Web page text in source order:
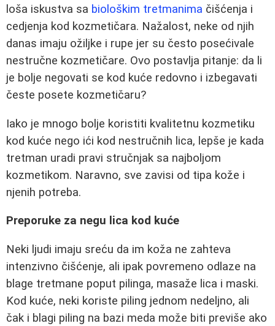
loša iskustva sa biološkim tretmanima čišćenja i
cedjenja kod kozmetičara. Nažalost, neke od njih
danas imaju ožiljke i rupe jer su često posećivale
nestručne kozmetičare. Ovo postavlja pitanje: da li
je bolje negovati se kod kuće redovno i izbegavati
česte posete kozmetičaru?
Iako je mnogo bolje koristiti kvalitetnu kozmetiku
kod kuće nego ići kod nestručnih lica, lepše je kada
tretman uradi pravi stručnjak sa najboljom
kozmetikom. Naravno, sve zavisi od tipa kože i
njenih potreba.
Preporuke za negu lica kod kuće
Neki ljudi imaju sreću da im koža ne zahteva
intenzivno čišćenje, ali ipak povremeno odlaze na
blage tretmane poput pilinga, masaže lica i maski.
Kod kuće, neki koriste piling jednom nedeljno, ali
čak i blagi piling na bazi meda može biti previše ako